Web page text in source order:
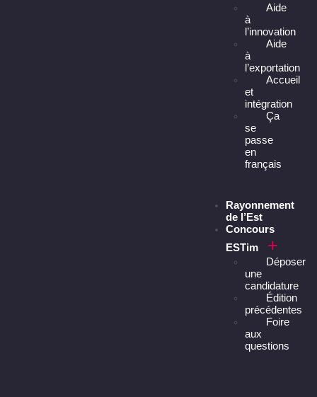
Aide
à
l’innovation
Aide
à
l’exportation
Accueil
et
intégration
Ça
se
passe
en
français
Rayonnement
de l’Est
Concours
ESTim
Déposer
une
candidature
Édition
précédentes
Foire
aux
questions